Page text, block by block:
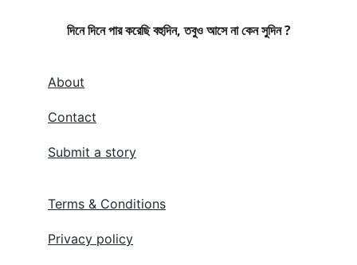
About
Contact
Submit a story
দিনে দিনে পার করেছি বহুদিন, তবুও আসে না কেন সুদিন ?
Terms & Conditions
Privacy policy